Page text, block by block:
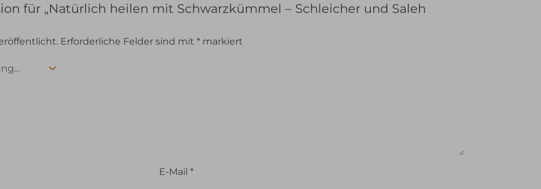
für „Natürlich heilen mit Schwarzkümmel – Schleicher und Saleh
Erforderliche Felder sind mit *markiert
E-Mail *